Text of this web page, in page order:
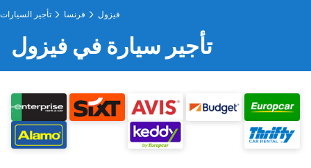
تأجير السيارات فرنسا فيزول
تأجير سيارة في فيزول